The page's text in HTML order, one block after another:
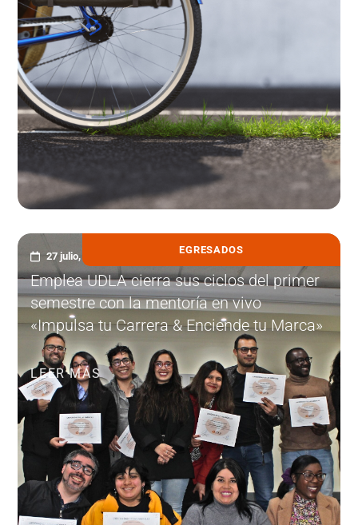
EGRESADOS
27 julio, 2026
Emplea UDLA cierra sus ciclos del primer
semestre con la mentoría en vivo
«Impulsa tu Carrera & Enciende tu Marca»
LEER MÁS